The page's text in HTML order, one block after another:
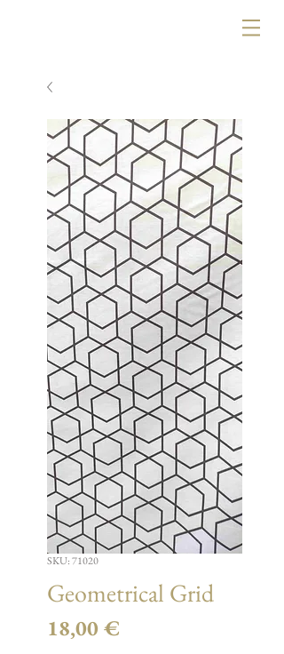
SKU: 71020
Geometrical Grid
18,00 €